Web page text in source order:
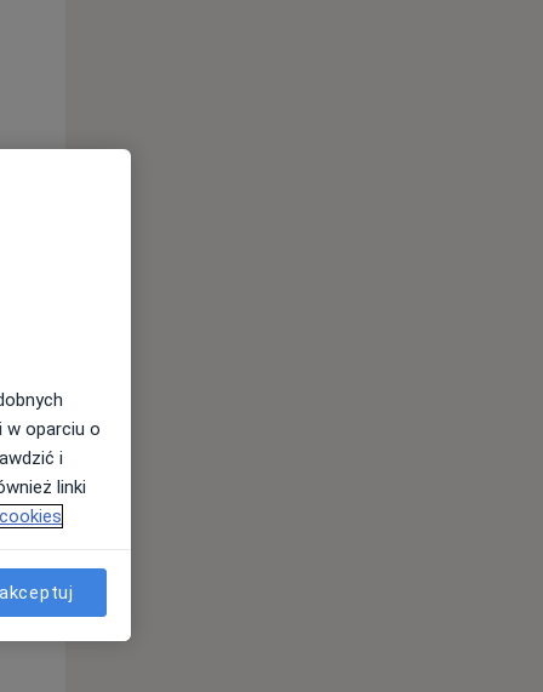
w oparciu o
i
linki